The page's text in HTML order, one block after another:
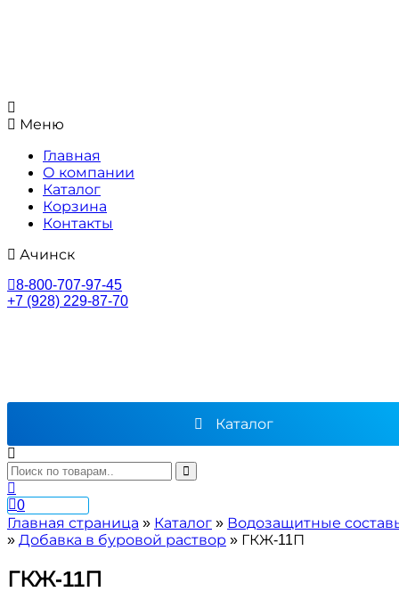
Меню
Главная
О компании
Каталог
Корзина
Контакты
Ачинск
8-800-707-97-45
+7 (928) 229-87-70
Каталог
0
Главная страница » Каталог » Водозащитные
» Добавка в буровой раствор » ГКЖ-11П
ГКЖ-11П